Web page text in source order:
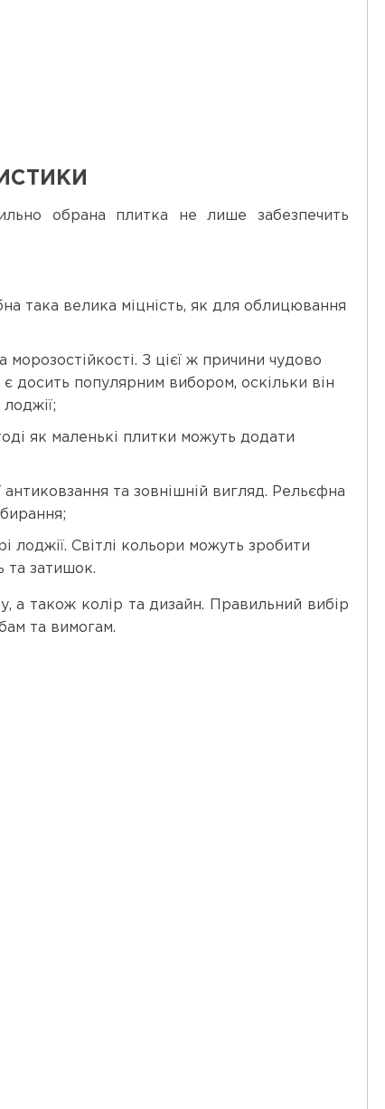
обрана плитка не лише забезпечить
така велика міцність, як для облицювання
З цієї ж причини чудово
досить популярним вибором, оскільки він
як маленькі плитки можуть додати
та зовнішній вигляд. Рельєфна
лоджії. Світлі кольори можуть зробити
та затишок.
а також колір та дизайн. Правильний вибір
та вимогам.